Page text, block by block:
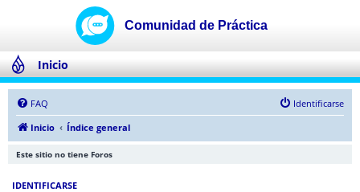
Inicio
FAQ
Identificarse
Inicio
Índice general
Este sitio no tiene Foros
IDENTIFICARSE